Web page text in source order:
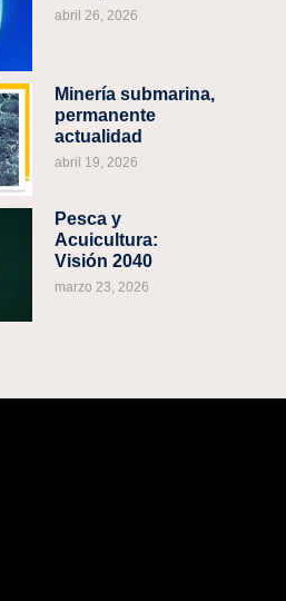
abril 26, 2026
Minería submarina,
permanente
actualidad
abril 19, 2026
Pesca y
Acuicultura:
Visión 2040
marzo 23, 2026